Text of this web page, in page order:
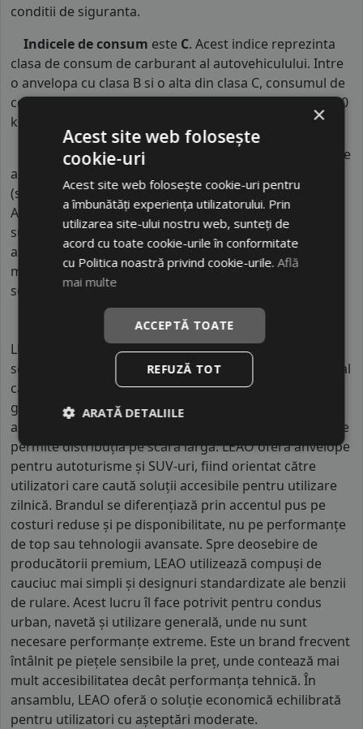
conditii de siguranta.
Indicele de consum este C. Acest indice reprezinta
clasa de consum de carburant al autovehiculului. Intre
o anvelopa cu clasa B si o alta din clasa C, consumul de
combustibil creste cu aproximativ 1 litru la fiecare 1000
km parcursi.
Indicele de aderenta
. Acest tip de
anvelope va avea o distanta de franare pe carosabil ud
(strat de apa intre 0.5 mm si 1.5 mm) cu 4 anvelope cu
ABS ruland cu 80 km/h, mai mare decat clasele
superioare. Intre o anvelopa din clasa de franare B si
alta din clasa E este o diferenta de aproximativ 13.5
metri, contribuind astfel, la o siguranta mai mare a
soferului si participantilor din trafic.
LEAO este un brand chinezesc de anvelope din
segmentul economic, parte a unui mare grup industrial
care produce mai multe mărci destinate exportului
global. Fabricile în care este produs sunt moderne și
automatizate, cu capacitate mare de producție, ceea ce
permite distribuția pe scară largă. LEAO oferă anvelope
pentru autoturisme și SUV-uri, fiind orientat către
utilizatori care caută soluții accesibile pentru utilizare
zilnică. Brandul se diferențiază prin accentul pus pe
costuri reduse și pe disponibilitate, nu pe performanțe
de top sau tehnologii avansate. Spre deosebire de
producătorii premium, LEAO utilizează compuși de
cauciuc mai simpli și designuri standardizate ale benzii
de rulare. Acest lucru îl face potrivit pentru condus
urban, navetă și utilizare generală, unde nu sunt
necesare performanțe extreme. Este un brand frecvent
întâlnit pe piețele sensibile la preț, unde contează mai
mult accesibilitatea decât performanța tehnică. În
ansamblu, LEAO oferă o soluție economică echilibrată
pentru utilizatori cu așteptări moderate.
×
Acest site web folosește
cookie-uri
Acest site web folosește cookie-uri pentru
a îmbunătăți experiența utilizatorului. Prin
utilizarea site-ului nostru web, sunteți de
acord cu toate cookie-urile în conformitate
cu Politica noastră privind cookie-urile.Află
mai multe
ACCEPTĂ TOATE
REFUZĂ TOT
ARATĂ DETALIILE